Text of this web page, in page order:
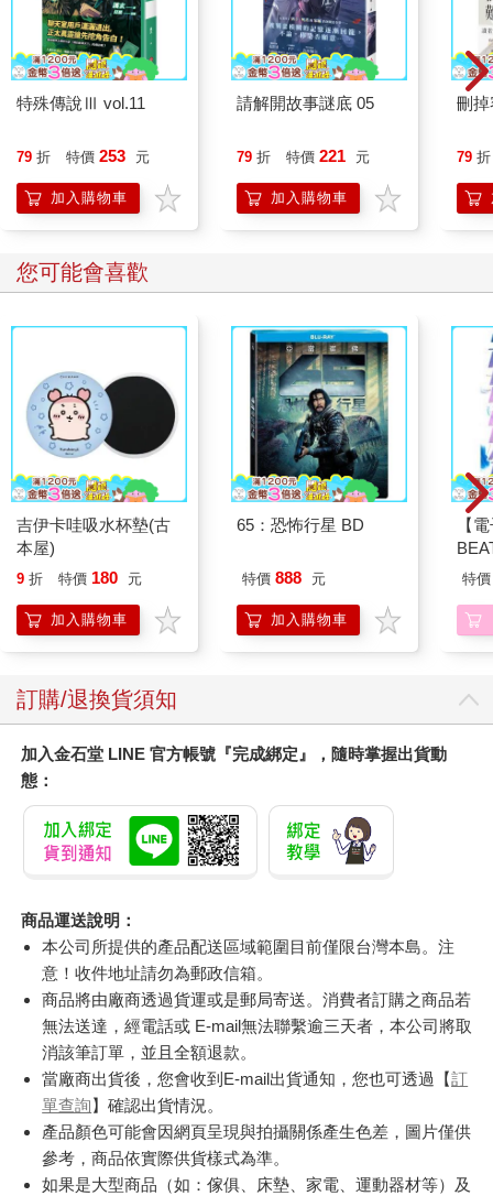
特殊傳說Ⅲ vol.11
79 折 特價 253 元
加入購物車
請解開故事謎底 05
79 折 特價 221 元
加入購物車
刪
79 折
您可能會喜歡
吉伊卡哇吸水杯墊(古
本屋)
9 折 特價 180 元
加入購物車
65：恐怖行星 BD
特價 888 元
加入購物車
【
（
特價
訂購/退換貨須知
加入金石堂 LINE 官方帳號『完成綁定』，隨時掌握出貨動
態：
商品運送說明：
本公司所提供的產品配送區域範圍目前僅限台灣本島。注
意！收件地址請勿為郵政信箱。
商品將由廠商透過貨運或是郵局寄送。消費者訂購之商品若
無法送達，經電話或 E-mail無法聯繫逾三天者，本公司將取
消該筆訂單，並且全額退款。
當廠商出貨後，您會收到E-mail出貨通知，您也可透過【訂
單查詢】確認出貨情況。
產品顏色可能會因網頁呈現與拍攝關係產生色差，圖片僅供
參考，商品依實際供貨樣式為準。
如果是大型商品（如：傢俱、床墊、家電、運動器材等）及